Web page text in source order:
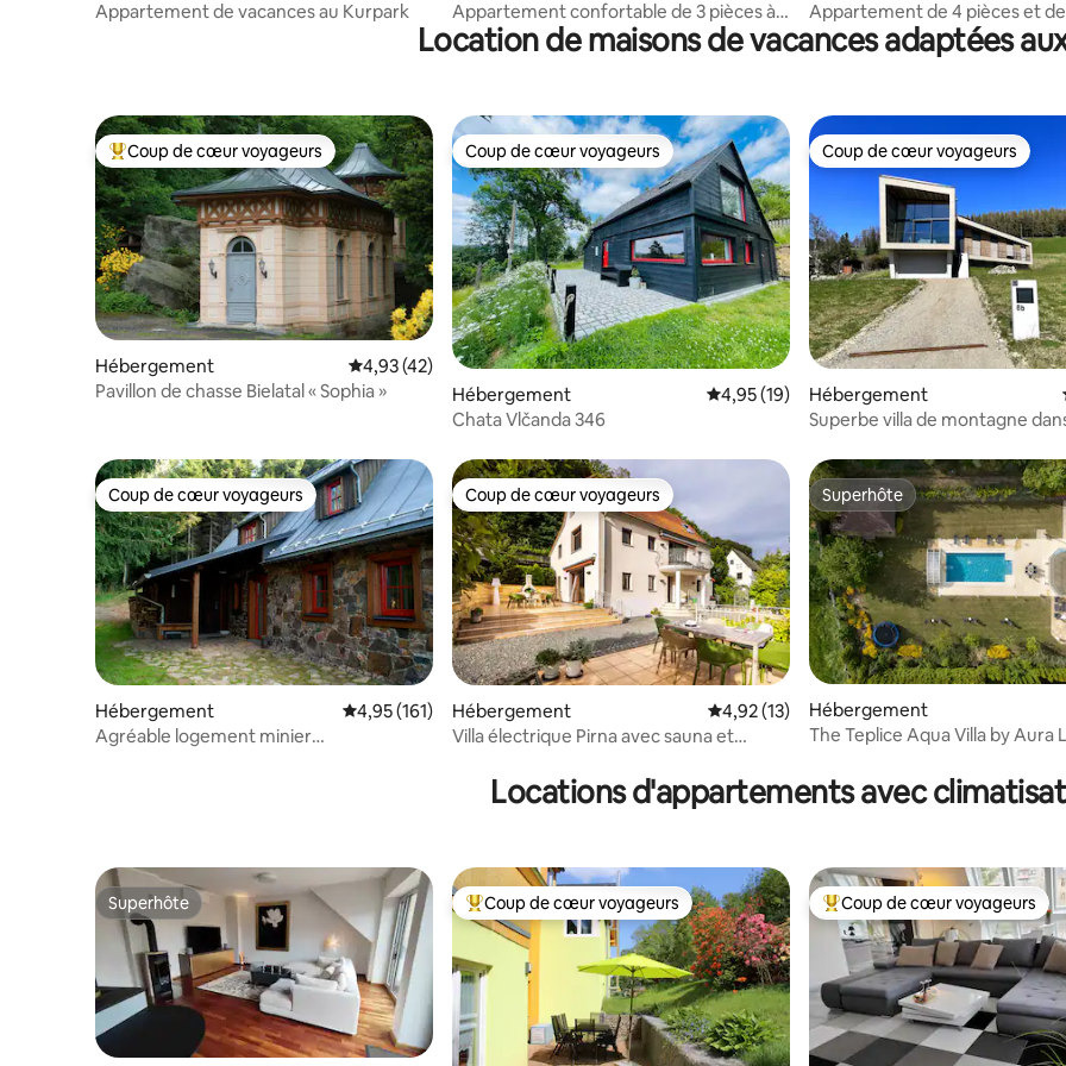
Appartement de vacances au Kurpark
Appartement confortable de 3 pièces à
Dresde
Appartement de 4 pièces et
vieille ville de Pirna
Location de maisons de vacances adaptées
Coups de cœur voyageurs les plus appréciés
Coup de cœur voyageurs
Hébergement Évaluation moyenne sur la base de 42 commentaires : 4,93 sur 5
4,93 (42)
Pavillon de chasse Bielatal « Sophia »
Coup de cœur voyageurs
Coup de cœur voyageurs
Hébergement Évaluation moyenne sur la base de 19
4,95 (19)
Chata Vlčanda 346
Coup de cœur voyageurs
Coup de cœur voyageurs
Hébergement
Superbe villa de montagne
Coup de cœur voyageurs
Coup de cœur voyageurs
Hébergement Évaluation moyenne sur la base de 161 commentaires : 4,95 sur 5
4,95 (161)
Agréable logement minier
Coup de cœur voyageurs
Coup de cœur voyageurs
Hébergement Évaluation moyenne sur la base de 13
4,92 (13)
Villa électrique Pirna avec sauna et
Superhôte
Superhôte
Hébergement
The Teplice Aqua Villa by Aura
Locations d'appartements avec
Superhôte
Superhôte Coups de cœur voyageurs les plus appréciés
Coup de cœur voyageurs Coups de cœur voyageurs les
Coup de cœur voyageurs